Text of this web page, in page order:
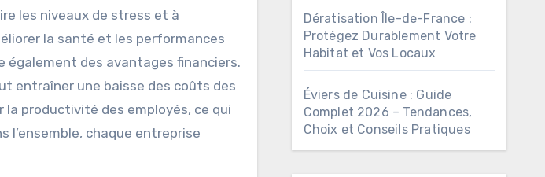
les niveaux de stress et à
la santé et les performances
également des avantages financiers.
entraîner une baisse des coûts des
la productivité des employés, ce qui
l’ensemble, chaque entreprise
Dératisation Île-de-France :
Protégez Durablement Votre
Habitat et Vos Locaux
Éviers de Cuisine : Guide
Complet 2026 – Tendances,
Choix et Conseils Pratiques